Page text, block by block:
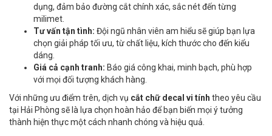
dụng, đảm bảo đường cắt chính xác, sắc nét đến từng
milimet.
Tư vấn tận tình: Đội ngũ nhân viên am hiểu sẽ giúp bạn lựa
chọn giải pháp tối ưu, từ chất liệu, kích thước cho đến kiểu
dáng.
Giá cả cạnh tranh: Báo giá công khai, minh bạch, phù hợp
với mọi đối tượng khách hàng.
Với những ưu điểm trên, dịch vụ cắt chữ decal vi tính theo yêu cầu
tại Hải Phòng sẽ là lựa chọn hoàn hảo để bạn biến mọi ý tưởng
thành hiện thực một cách nhanh chóng và hiệu quả.